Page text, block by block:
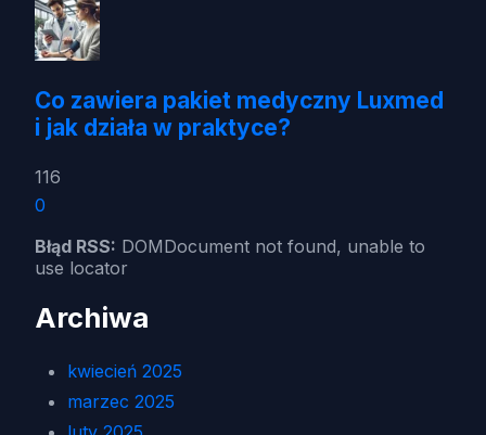
Co zawiera pakiet medyczny Luxmed
i jak działa w praktyce?
116
0
Błąd RSS: DOMDocument not found, unable to
use locator
Archiwa
kwiecień 2025
marzec 2025